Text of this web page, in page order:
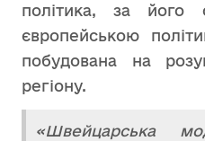
політика, за його
європейською
побудована на
регіону.
«Швейцарська